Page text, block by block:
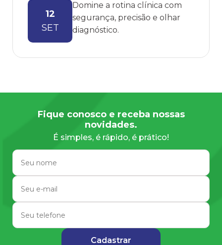
12
SET
Domine a rotina clínica com
segurança, precisão e olhar
diagnóstico.
Fique conosco e receba nossas
novidades.
É simples, é rápido, é prático!